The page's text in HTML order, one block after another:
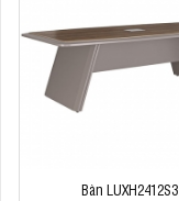
Bàn LUXH2412S3